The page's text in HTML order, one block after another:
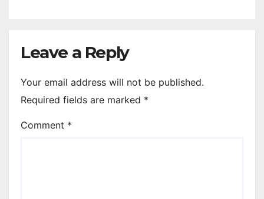
Leave a Reply
Your email address will not be published.
Required fields are marked *
Comment *